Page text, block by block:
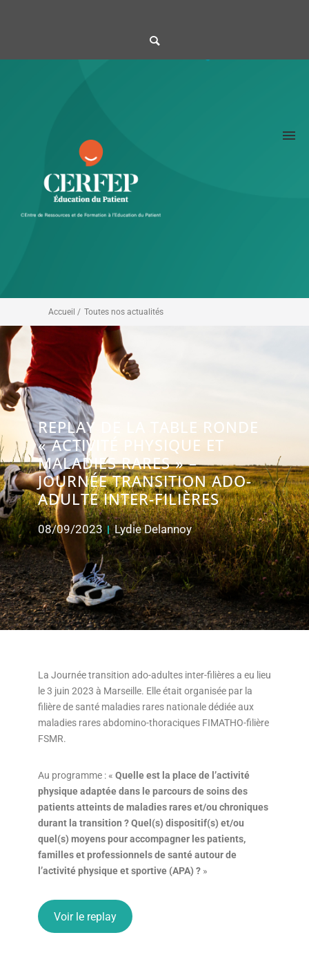
Accueil / Toutes nos actualités
REPLAY DE LA TABLE RONDE
« ACTIVITÉ PHYSIQUE ET
MALADIES RARES » –
JOURNÉE TRANSITION ADO-
ADULTE INTER-FILIÈRES
08/09/2023 Lydie Delannoy
La Journée transition ado-adultes inter-filières a eu lieu
le 3 juin 2023 à Marseille. Elle était organisée par la
filière de santé maladies rares nationale dédiée aux
maladies rares abdomino-thoraciques FIMATHO-filière
FSMR.
Au programme : « Quelle est la place de l’activité
physique adaptée dans le parcours de soins des
patients atteints de maladies rares et/ou chroniques
durant la transition ? Quel(s) dispositif(s) et/ou
quel(s) moyens pour accompagner les patients,
familles et professionnels de santé autour de
l’activité physique et sportive (APA) ?»
Voir le replay